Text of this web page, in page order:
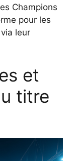
Champions
pour les
leur
et
titre